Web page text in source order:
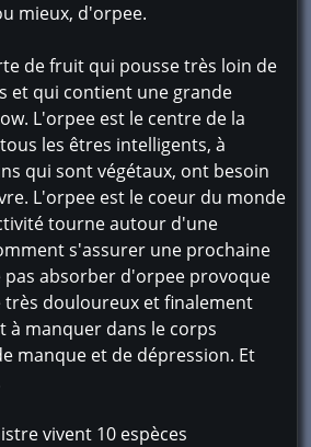
mieux, d'orpee.
de fruit qui pousse très loin de
et qui contient une grande
L'orpee est le centre de la
les êtres intelligents, à
qui sont végétaux, ont besoin
L'orpee est le coeur du monde
tourne autour d'une
s'assurer une prochaine
absorber d'orpee provoque
très douloureux et finalement
à manquer dans le corps
manque et de dépression. Et
vivent 10 espèces